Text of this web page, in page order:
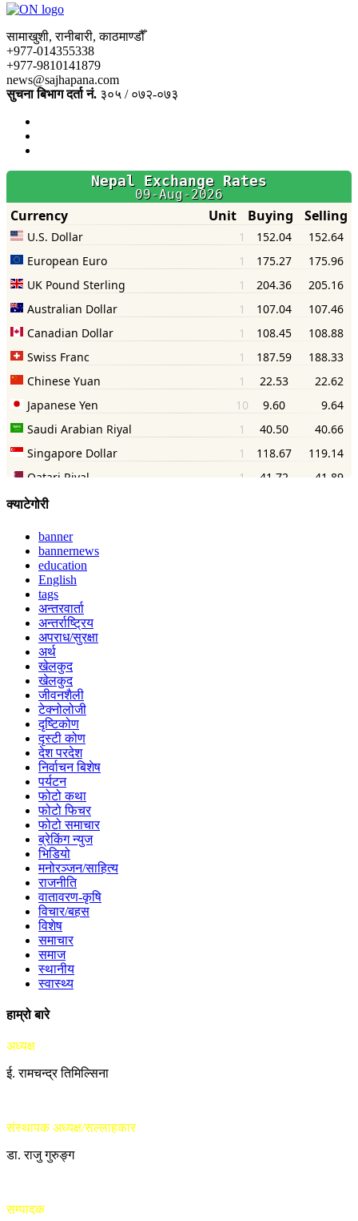
सामाखुशी, रानीबारी, काठमाण्डौँ
+977-014355338
+977-9810141879
news@sajhapana.com
सुचना बिभाग दर्ता नं. ३०५ / ०७२-०७३
क्याटेगोरी
banner
bannernews
education
English
tags
अन्तरवार्ता
अन्तर्राष्ट्रिय
अपराध/सुरक्षा
अर्थ
खेलकुद
खेलकुद
जीवनशैली
टेक्नोलोजी
दृष्टिकोण
दृस्टी कोण
देश परदेश
निर्वाचन बिशेष
पर्यटन
फोटो कथा
फोटो फिचर
फोटो समाचार
ब्रेकिंग न्युज
भिडियो
मनोरञ्जन/साहित्य
राजनीति
वातावरण-कृषि
विचार/बहस
विशेष
समाचार
समाज
स्थानीय
स्वास्थ्य
हाम्रो बारे
अध्यक्ष
ई. रामचन्द्र तिमिल्सिना
संस्थापक अध्यक्ष/सल्लाहकार
डा. राजु गुरुङ्ग
सम्पादक